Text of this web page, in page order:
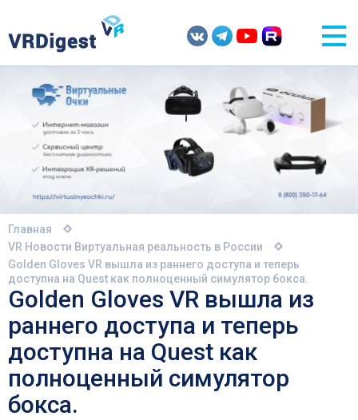
Главная
VR Новости Виртуальная реальность в России
Golden Gloves VR вышла из раннего доступа и теперь
доступна на Quest как полноценный симулятор бокса.
Golden Gloves VR вышла из
раннего доступа и теперь
доступна на Quest как
полноценный симулятор
бокса.